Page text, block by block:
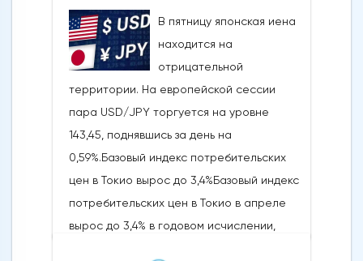
430/4 403 долларов США откроет путь к
более глубокому откату к 4 333-4 309
долларам США и, возможно, к 4 267-4 243
долларам США, в то время как явный
прорыв выше 4 500 долларов США сведет
на нет медвежий
сценарий.Краткосрочный тренд (от 1 до 3
дней): разворот в сторону
пониженияСледите за ключевым
краткосрочным сопротивлением на
В пятницу японская иена
находится на
отрицательной
территории. На европейской сессии
пара USD/JPY торгуется на уровне
143,45, поднявшись за день на
0,59%.Базовый индекс потребительских
цен в Токио вырос до 3,4%Базовый индекс
потребительских цен в Токио в апреле
вырос до 3,4% в годовом исчислении,